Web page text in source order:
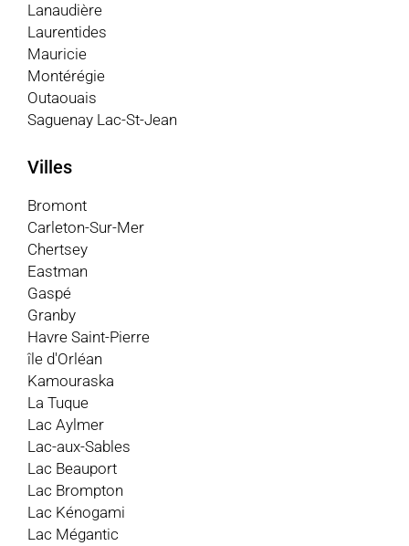
Lanaudière
Laurentides
Mauricie
Montérégie
Outaouais
Saguenay Lac-St-Jean
Villes
Bromont
Carleton-Sur-Mer
Chertsey
Eastman
Gaspé
Granby
Havre Saint-Pierre
île d'Orléan
Kamouraska
La Tuque
Lac Aylmer
Lac-aux-Sables
Lac Beauport
Lac Brompton
Lac Kénogami
Lac Mégantic